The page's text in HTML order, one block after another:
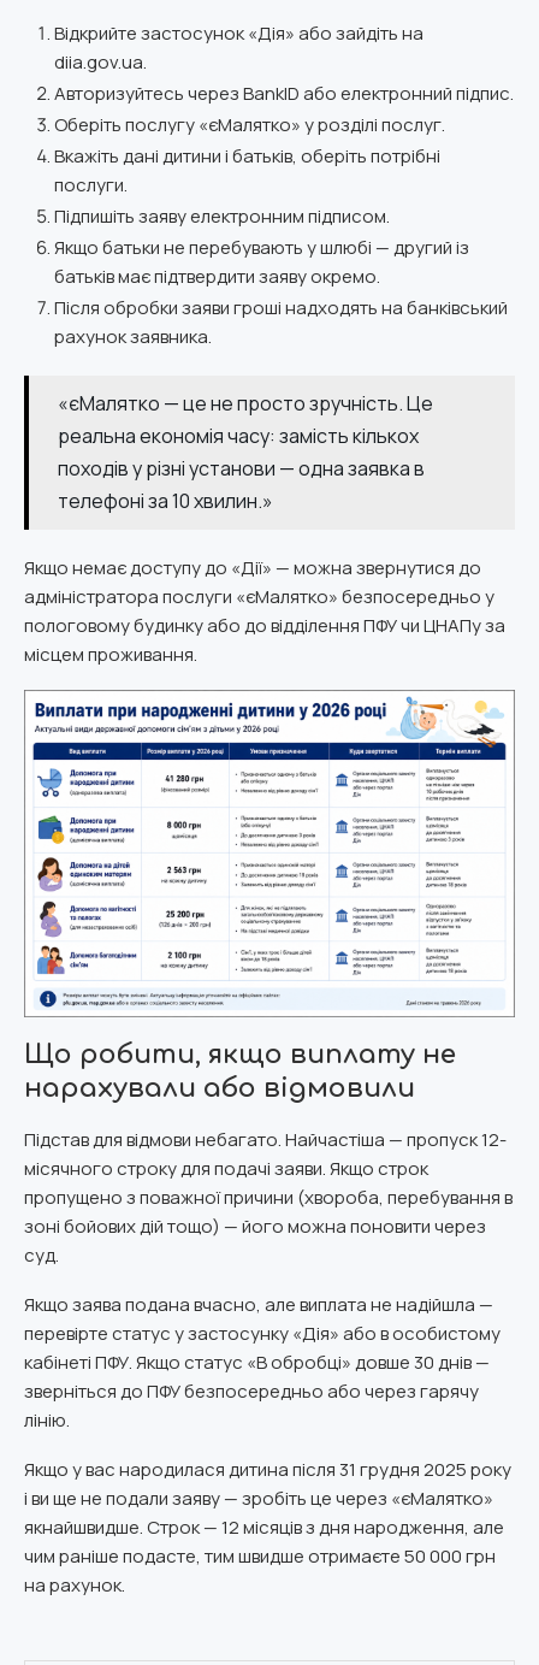
Відкрийте застосунок «Дія» або зайдіть на
diia.gov.ua.
Авторизуйтесь через BankID або електронний підпис.
Оберіть послугу «єМалятко» у розділі послуг.
Вкажіть дані дитини і батьків, оберіть потрібні
послуги.
Підпишіть заяву електронним підписом.
Якщо батьки не перебувають у шлюбі — другий із
батьків має підтвердити заяву окремо.
Після обробки заяви гроші надходять на банківський
рахунок заявника.
«єМалятко — це не просто зручність. Це
реальна економія часу: замість кількох
походів у різні установи — одна заявка в
телефоні за 10 хвилин.»
Якщо немає доступу до «Дії» — можна звернутися до
адміністратора послуги «єМалятко» безпосередньо у
пологовому будинку або до відділення ПФУ чи ЦНАПу за
місцем проживання.
Що робити, якщо виплату не
нарахували або відмовили
Підстав для відмови небагато. Найчастіша — пропуск 12-
місячного строку для подачі заяви. Якщо строк
пропущено з поважної причини (хвороба, перебування в
зоні бойових дій тощо) — його можна поновити через
суд.
Якщо заява подана вчасно, але виплата не надійшла —
перевірте статус у застосунку «Дія» або в особистому
кабінеті ПФУ. Якщо статус «В обробці» довше 30 днів —
зверніться до ПФУ безпосередньо або через гарячу
лінію.
Якщо у вас народилася дитина після 31 грудня 2025 року
і ви ще не подали заяву — зробіть це через «єМалятко»
якнайшвидше. Строк — 12 місяців з дня народження, але
чим раніше подасте, тим швидше отримаєте 50 000 грн
на рахунок.